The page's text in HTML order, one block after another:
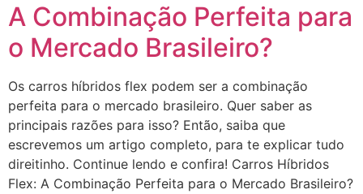
A Combinação Perfeita para
o Mercado Brasileiro?
Os carros híbridos flex podem ser a combinação
perfeita para o mercado brasileiro. Quer saber as
principais razões para isso? Então, saiba que
escrevemos um artigo completo, para te explicar tudo
direitinho. Continue lendo e confira! Carros Híbridos
Flex: A Combinação Perfeita para o Mercado Brasileiro?